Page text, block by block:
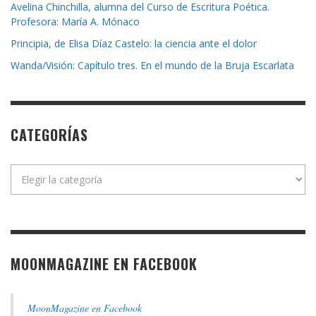
Avelina Chinchilla, alumna del Curso de Escritura Poética.
Profesora: María A. Mónaco
Principia, de Elisa Díaz Castelo: la ciencia ante el dolor
Wanda/Visión: Capítulo tres. En el mundo de la Bruja Escarlata
CATEGORÍAS
MOONMAGAZINE EN FACEBOOK
MoonMagazine en Facebook